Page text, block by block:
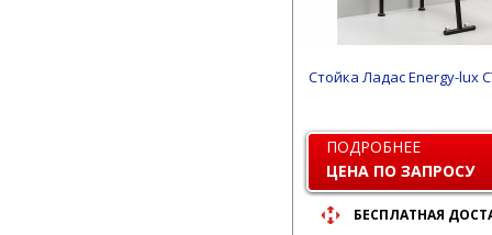
Стойка Ладас Energy-lux
ПОДРОБНЕЕ
ЦЕНА ПО ЗАПРОСУ
БЕСПЛАТНАЯ